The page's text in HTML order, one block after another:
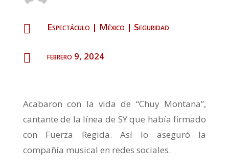
 Espectáculo | México | Seguridad
 febrero 9, 2024
Acabaron con la vida de “Chuy Montana”,
cantante de la línea de SY que había firmado
con Fuerza Regida. Así lo aseguró la
compañía musical en redes sociales.